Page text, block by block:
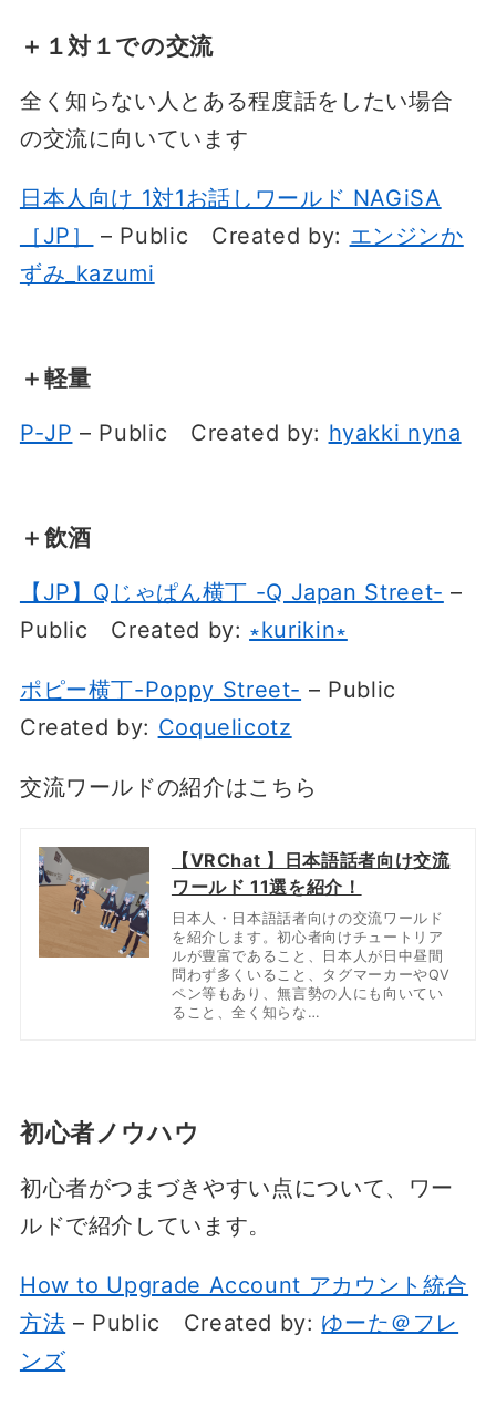
＋１対１での交流
全く知らない人とある程度話をしたい場合
の交流に向いています
日本人向け 1対1お話しワールド NAGiSA
［JP］
– Public Created by: エンジンか
ずみ_kazumi
＋軽量
P-JP – Public Created by: hyakki nyna
＋飲酒
【JP】Qじゃぱん横丁 -Q Japan Street- –
Public Created by: ∗kurikin∗
ポピー横丁-Poppy Street- – Public
Created by: Coquelicotz
交流ワールドの紹介はこちら
【VRChat 】日本語話者向け交流
ワールド 11選を紹介！
日本人・日本語話者向けの交流ワールド
を紹介します。初心者向けチュートリア
ルが豊富であること、日本人が日中昼間
問わず多くいること、タグマーカーやQV
ペン等もあり、無言勢の人にも向いてい
ること、全く知らな…
初心者ノウハウ
初心者がつまづきやすい点について、ワー
ルドで紹介しています。
How to Upgrade Account アカウント統合
方法 – Public Created by: ゆーた＠フレ
ンズ